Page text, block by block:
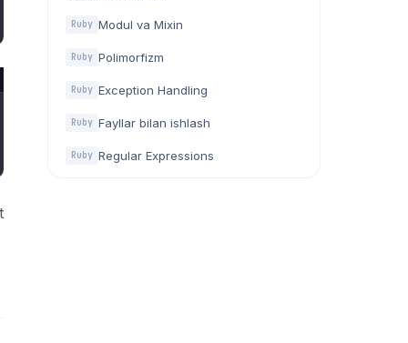
Ruby Modul va Mixin
Ruby Polimorfizm
Ruby Exception Handling
Ruby Fayllar bilan ishlash
Ruby Regular Expressions